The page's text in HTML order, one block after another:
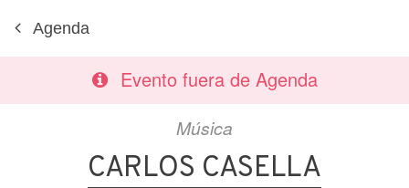
Agenda
Evento fuera de Agenda
Música
CARLOS CASELLA